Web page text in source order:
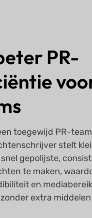
PR-
toegewijd PR-
stelt
gepolijste,
te maken,
en
extra